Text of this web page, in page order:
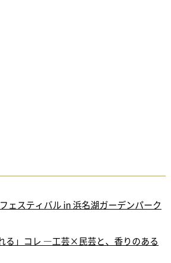
ェスティバル in 浜名湖ガーデンパーク
る」コレ ―工芸×民芸と、香りのある